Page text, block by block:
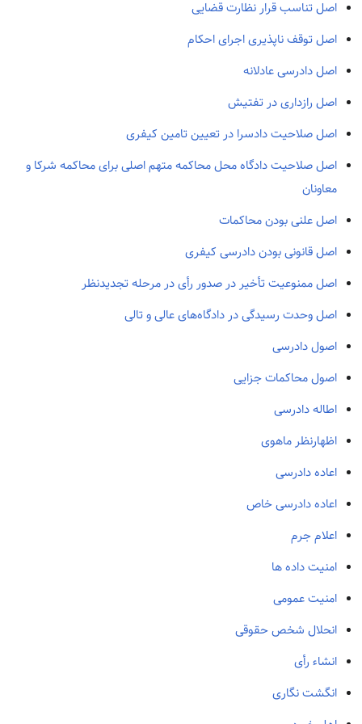
اصل تناسب قرار نظارت قضایی
اصل توقف ناپذیری اجرای احکام
اصل دادرسی عادلانه
اصل رازداری در تفتیش
اصل صلاحیت دادسرا در تعیین تامین کیفری
اصل صلاحیت دادگاه محل محاکمه متهم اصلی برای محاکمه شرکا و
معاونان
اصل علنی بودن محاکمات
اصل قانونی بودن دادرسی کیفری
اصل ممنوعیت تأخیر در صدور رأی در مرحله تجدیدنظر
اصل وحدت رسیدگی در دادگاه‌های عالی و تالی
اصول دادرسی
اصول محاکمات جزایی
اطاله دادرسی
اظهارنظر ماهوی
اعاده دادرسی
اعاده دادرسی خاص
اعلام جرم
امنیت داده ها
امنیت عمومی
انحلال شخص حقوقی
انشاء رأی
انگشت نگاری